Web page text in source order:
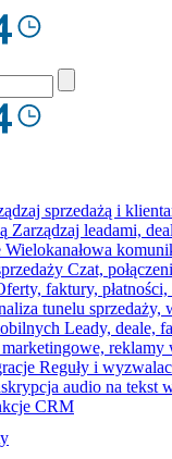
sprzedażą i
Zarządzaj leadami,
Wielokanałowa
Czat,
faktury,
tunelu
Leady, deale,
reklamy
Reguły i
audio na tekst
CRM